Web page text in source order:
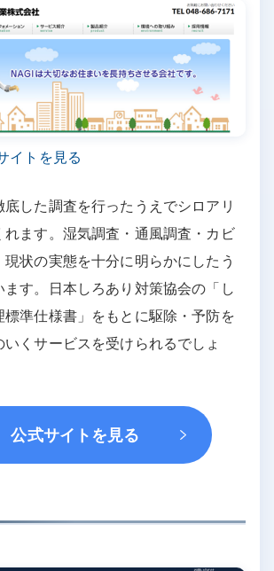
イトを見る
した調査を行ったうえでシロアリ
れます。湿気調査・通風調査・カビ
状の実態を十分に明らかにしたう
ます。日本しろあり対策協会の「し
標準仕様書」をもとに駆除・予防を
くサービスを受けられるでしょ
公式サイトを見る